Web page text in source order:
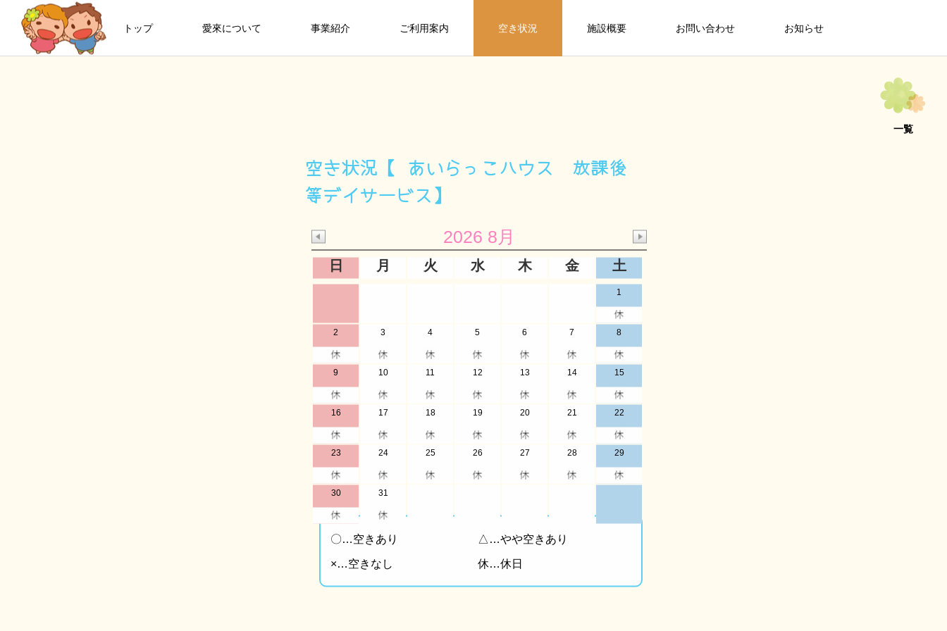
トップ 愛來について 事業紹介 ご利用案内 空き状況 施設概要 お問い合わせ お知らせ
空き状況【 あいらっこハウス 放課後
等デイサービス】
2026 8月
日 月 火 水 木 金 土
1
2 3 4 5 6 7 8
9 10 11 12 13 14 15
16 17 18 19 20 21 22
23 24 25 26 27 28 29
30 31
〇…空きあり △…やや空きあり
×…空きなし 休…休日
一覧